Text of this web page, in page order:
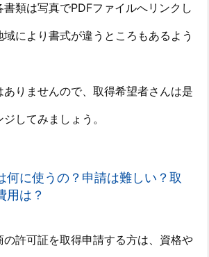
類は写真でPDFファイルへリンクし
により書式が違うところもあるよう
りませんので、取得希望者さんは是
してみましょう。
何に使うの？申請は難しい？取
用は？
許可証を取得申請する方は、資格や